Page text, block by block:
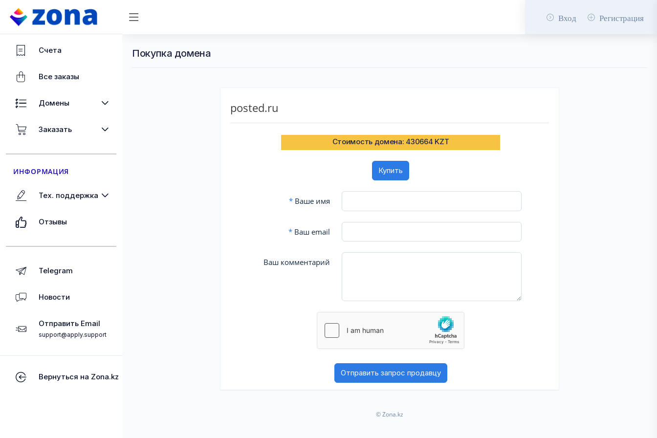
Вход Регистрация
Счета
Все заказы
Домены
Заказать
ИНФОРМАЦИЯ
Тех. поддержка
Отзывы
Telegram
Новости
Отправить Email
support@apply.support
Вернуться на Zona.kz
Покупка домена
posted.ru
Стоимость домена: 430664 KZT
Купить
*Ваше имя
*Ваш email
Ваш комментарий
© Zona.kz